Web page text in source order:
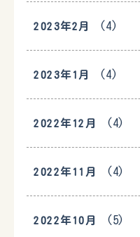
2023年2月 (4)
2023年1月 (4)
2022年12月 (4)
2022年11月 (4)
2022年10月 (5)